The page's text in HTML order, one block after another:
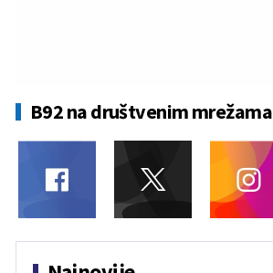
B92 na društvenim mrežama